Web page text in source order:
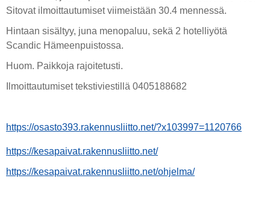
Sitovat ilmoittautumiset viimeistään 30.4 mennessä.
Hintaan sisältyy, juna menopaluu, sekä 2 hotelliyötä
Scandic Hämeenpuistossa.
Huom. Paikkoja rajoitetusti.
Ilmoittautumiset tekstiviestillä 0405188682
https://osasto393.rakennusliitto.net/?x103997=1120766
https://kesapaivat.rakennusliitto.net/
https://kesapaivat.rakennusliitto.net/ohjelma/